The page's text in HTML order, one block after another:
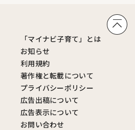
「マイナビ子育て」とは
お知らせ
利用規約
著作権と転載について
プライバシーポリシー
広告出稿について
広告表示について
お問い合わせ